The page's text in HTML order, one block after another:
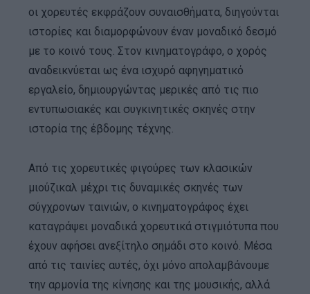
οι χορευτές εκφράζουν συναισθήματα, διηγούνται
ιστορίες και διαμορφώνουν έναν μοναδικό δεσμό
με το κοινό τους. Στον κινηματογράφο, ο χορός
αναδεικνύεται ως ένα ισχυρό αφηγηματικό
εργαλείο, δημιουργώντας μερικές από τις πιο
εντυπωσιακές και συγκινητικές σκηνές στην
ιστορία της έβδομης τέχνης.
Από τις χορευτικές φιγούρες των κλασικών
μιούζικαλ μέχρι τις δυναμικές σκηνές των
σύγχρονων ταινιών, ο κινηματογράφος έχει
καταγράψει μοναδικά χορευτικά στιγμιότυπα που
έχουν αφήσει ανεξίτηλο σημάδι στο κοινό. Μέσα
από τις ταινίες αυτές, όχι μόνο απολαμβάνουμε
την αρμονία της κίνησης και της μουσικής, αλλά